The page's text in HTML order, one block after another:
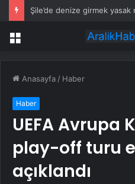
Şile’de denize girmek yasak
Menü
Anasayfa / Haber
Haber
UEFA Avrupa
play-off turu
açıklandı